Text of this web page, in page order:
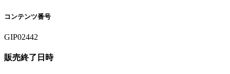
コンテンツ番号
GIP02442
販売終了日時